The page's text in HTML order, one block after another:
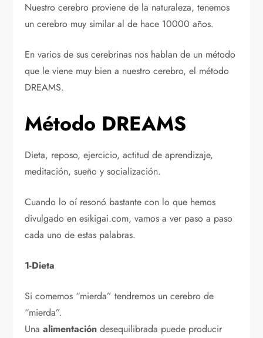
Nuestro cerebro proviene de la naturaleza, tenemos
un cerebro muy similar al de hace 10000 años.
En varios de sus cerebrinas nos hablan de un método
que le viene muy bien a nuestro cerebro, el método
DREAMS.
Método DREAMS
Dieta, reposo, ejercicio, actitud de aprendizaje,
meditación, sueño y socialización.
Cuando lo oí resonó bastante con lo que hemos
divulgado en esikigai.com, vamos a ver paso a paso
cada uno de estas palabras.
1-Dieta
Si comemos “mierda” tendremos un cerebro de
“mierda”.
Unaalimentación desequilibrada puede producir